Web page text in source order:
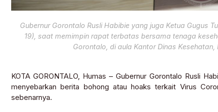
Gubernur Gorontalo Rusli Habibie yang juga Ketua Gugus
19), saat memimpin rapat terbatas bersama tenaga
Gorontalo, di aula Kantor Dinas
KOTA GORONTALO, Humas – Gubernur Gorontalo Rusli
menyebarkan berita bohong atau hoaks terkait Virus
sebenarnya.